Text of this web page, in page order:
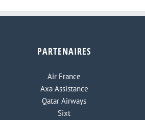
PARTENAIRES
Air France
Axa Assistance
Qatar Airways
Sixt